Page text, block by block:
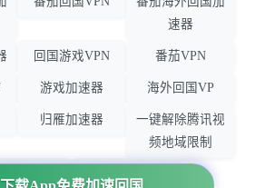
速器
回国游戏VPN 番茄VPN
游戏加速器 海外回国VP
归雁加速器
一键解除腾讯视
频地域限制
VPN推荐 回国VPN